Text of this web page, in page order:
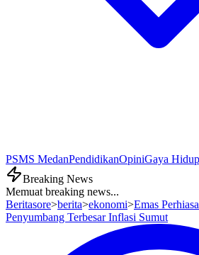
PSMS MedanPendidikanOpiniGaya Hidup
Breaking News
Memuat breaking news...
Beritasore>berita>ekonomi>Emas
Penyumbang Terbesar Inflasi Sumut